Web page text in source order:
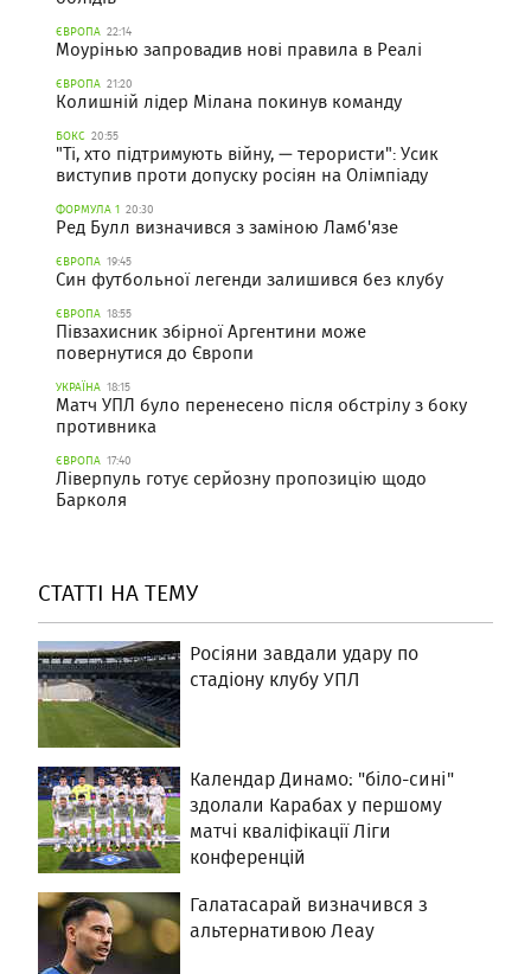
ЄВРОПА 22:14
Моурінью запровадив нові правила в Реалі
ЄВРОПА 21:20
Колишній лідер Мілана покинув команду
БОКС 20:55
"Ті, хто підтримують війну, — терористи": Усик
виступив проти допуску росіян на Олімпіаду
ФОРМУЛА 1 20:30
Ред Булл визначився з заміною Ламб'язе
ЄВРОПА 19:45
Син футбольної легенди залишився без клубу
ЄВРОПА 18:55
Півзахисник збірної Аргентини може
повернутися до Європи
УКРАЇНА 18:15
Матч УПЛ було перенесено після обстрілу з боку
противника
ЄВРОПА 17:40
Ліверпуль готує серйозну пропозицію щодо
Барколя
СТАТТІ НА ТЕМУ
Росіяни завдали удару по
стадіону клубу УПЛ
Календар Динамо: "біло-сині"
здолали Карабах у першому
матчі кваліфікації Ліги
конференцій
Галатасарай визначився з
альтернативою Леау